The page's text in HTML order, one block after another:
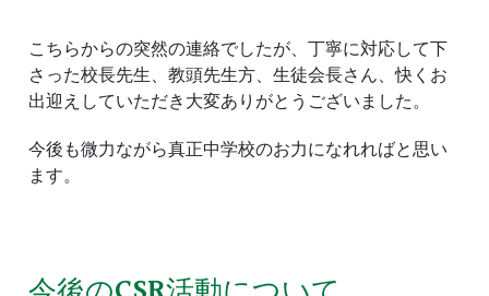
こちらからの突然の連絡でしたが、丁寧に対応して下
さった校長先生、教頭先生方、生徒会長さん、快くお
出迎えしていただき大変ありがとうございました。
今後も微力ながら真正中学校のお力になれればと思い
ます。